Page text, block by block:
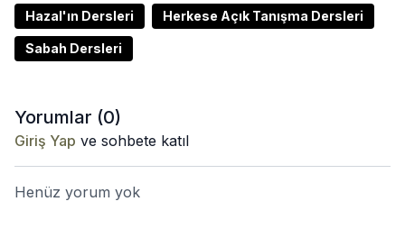
Şu anda amacımız zor olanı sevmek ya da onaylamak değil;
onun var olmasına geçici bir alan açabilmek. Zorlamadan,
mücadele etmeden. Nezaketle fark ettiğimizde, bırakmak çaba
Duvarları ellerle itmeyi denediğimiz, avuçları sıkıp açtığımız,
Mara ve Buddha'nın hikayesiyle derinleştiğimiz bu dersi Jon
Hazal ile tanışmak istersen
Hazal'ın Dersleri Herkese Açık Tanışma Dersleri
Sabah Dersleri
Yorumlar (0)
Giriş Yap ve sohbete katıl
Henüz yorum yok